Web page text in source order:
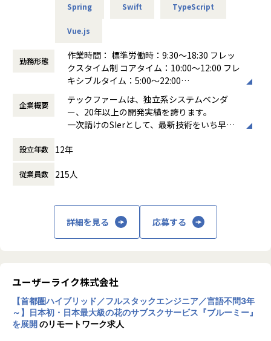
株式会社NTTドコモ：しゃべってコンシェル（意図解釈サー
第一生命株式会社：健康第一（アプリ開発／アジャイル）
カシオ計算機株式会社：G-SHOCK Connected（腕時計G-SH
OCK連携アプリ）
エフコープ生活協同組合：コープのれいちゃん（冷蔵庫食材
大正製薬株式会社：RAIZIN（Webプロモーション、キャンペ
株式会社SBI証券：取引サイト（サイトリニューアル）
〜 90%以上の案件は顧客から 直接受託 ・ プライム開発〜
お客様と直接話をし、どうシステムを造るか、からプロジェ
クトに参画することができます。
も特徴です。（戦略的に期間限定で常駐の可能性もまれにあ
ります、ご応募頂く時点で分かっている場合は事前にお話し
致します）
Web、スマホアプリ、基幹システムなど、要件定義や機能・
Spring Swift TypeScript
Vue.js
勤務形態
作業時間： 標準労働時：9:30～18:30 フレッ
クスタイム制 コアタイム：10:00〜12:00 フレ
キシブルタイム：5:00～22:00
裁量労働制
時間外労働の有無： 有（月平均10時間）
休憩時間： 60分
企業概要
テックファームは、独立系システムベンダ
ー、20年以上の開発実績を誇ります。
一次請けのSIerとして、最新技術をいち早く
界で、お客さまが抱えている課題解決や効率
設立年数 12年
従業員数 215人
詳細を見る 応募する
ユーザーライク株式会社
【首都圏ハイブリッド／フルスタックエンジニア／言語不問3年
～】日本初・日本最大級の花のサブスクサービス『ブルーミー』
を展開のリモートワーク求人